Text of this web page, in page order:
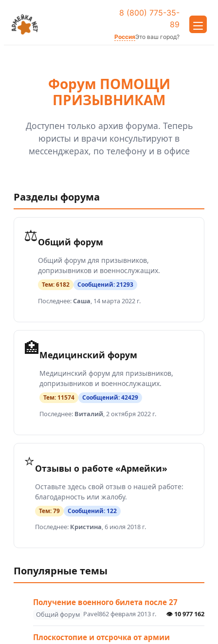
8 (800) 775-35-
89
РоссияЭто ваш город?
Форум ПОМОЩИ
ПРИЗЫВНИКАМ
Доступен только архив форума. Теперь
юристы и врачи консультируют в
мессенджерах, по телефону и в офисе
Разделы форума
⚖️Общий форум
Общий форум для призывников,
допризывников и военнослужащих.
Тем:6182 Сообщений:21293
Последнее:Саша, 14 марта 2022 г.
🏥Медицинский форум
Медицинский форум для призывников,
допризывников и военнослужащих.
Тем: 11574 Сообщений:42429
Последнее: Виталий,2 октября 2022 г.
⭐Отзывы о работе «Армейки»
Оставьте здесь свой отзыв о нашей работе:
благодарность или жалобу.
Тем:79 Сообщений: 122
Последнее: Кристина,6 июля 2018 г.
Популярные темы
Получение военного билета после 27
Общий форум Pavel862 февраля 2013 г. 👁 10 977 162
Плоскостопие и отсрочка от армии